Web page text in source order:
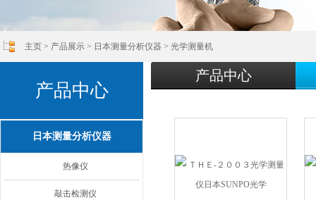
主页 > 产品展示 > 日本测量分析仪器 > 光学测量机
产品中心
日本测量分析仪器
热像仪
敲击检测仪
产品中心